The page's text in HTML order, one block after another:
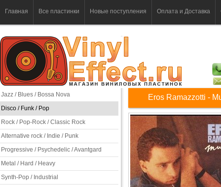
Главная Все пластинки Новые поступления Оплата и Доставка
Jazz / Blues / Bossa Nova
Disco / Funk / Pop
Rock / Pop-Rock / Classic Rock
Alternative rock / Indie / Punk
Progressive / Psychedelic / Avantgard
Metal / Hard / Heavy
Synth-Pop / Industrial
Eros Ramazzotti -